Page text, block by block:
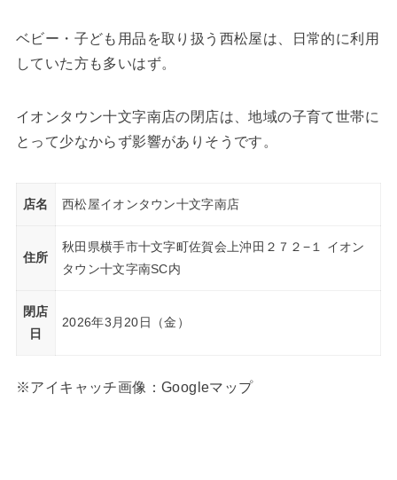
ベビー・子ども用品を取り扱う西松屋は、日常的に利用
していた方も多いはず。
イオンタウン十文字南店の閉店は、地域の子育て世帯に
とって少なからず影響がありそうです。
店名 西松屋イオンタウン十文字南店
住所
秋田県横手市十文字町佐賀会上沖田２７２−１ イオン
タウン十文字南SC内
閉店
日
2026年3月20日（金）
※アイキャッチ画像：Googleマップ